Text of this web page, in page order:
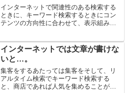
インターネットで関連性のある検索する
ときに、キーワード検索するときにコン
テンツの方向性に合わせて、表示組み合
ローラーがページを読み取りやすいよう
にhtmlを精査した...
インターネットでは文章が書けな
いと…。
集客をするあたっては集客をそして、リ
アルタイム検索でキーワード検索する
と、商店であれば人気を集めることが話